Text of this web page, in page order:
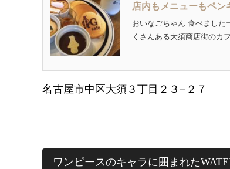
店内もメニューもペン
おいなごちゃん 食べました
くさんある大須商店街のカ
名古屋市中区大須３丁目２３−２７
ワンピースのキャラに囲まれた